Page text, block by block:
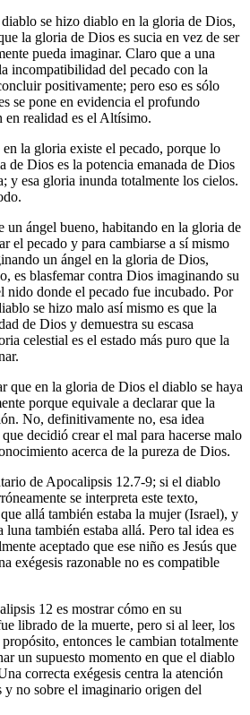
se hizo diablo en la gloria de Dios,
la gloria de Dios es sucia en vez de ser
pueda imaginar. Claro que a una
incompatibilidad del pecado con la
positivamente; pero eso es sólo
se pone en evidencia el profundo
en realidad es el Altísimo.
la gloria existe el pecado, porque lo
de Dios es la potencia emanada de Dios
y esa gloria inunda totalmente los cielos.
un ángel bueno, habitando en la gloria de
el pecado y para cambiarse a sí mismo
un ángel en la gloria de Dios,
es blasfemar contra Dios imaginando su
nido donde el pecado fue incubado. Por
se hizo malo así mismo es que la
de Dios y demuestra su escasa
celestial es el estado más puro que la
que en la gloria de Dios el diablo se haya
porque equivale a declarar que la
No, definitivamente no, esa idea
decidió crear el mal para hacerse malo
acerca de la pureza de Dios.
de Apocalipsis 12.7-9; si el diablo
se interpreta este texto,
allá también estaba la mujer (Israel), y
también estaba allá. Pero tal idea es
aceptado que ese niño es Jesús que
exégesis razonable no es compatible
12 es mostrar cómo en su
librado de la muerte, pero si al leer, los
entonces le cambian totalmente
un supuesto momento en que el diablo
correcta exégesis centra la atención
y no sobre el imaginario origen del